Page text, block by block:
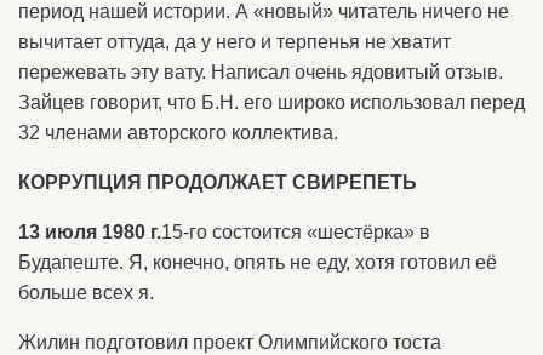
период нашей истории. А «новый» читатель ничего не
вычитает оттуда, да у него и терпенья не хватит
пережевать эту вату. Написал очень ядовитый отзыв.
Зайцев говорит, что Б.Н. его широко использовал перед
32 членами авторского коллектива.
КОРРУПЦИЯ ПРОДОЛЖАЕТ СВИРЕПЕТЬ
13 июля 1980 г.15-го состоится «шестёрка» в
Будапеште. Я, конечно, опять не еду, хотя готовил её
больше всех я.
Жилин подготовил проект Олимпийского тоста